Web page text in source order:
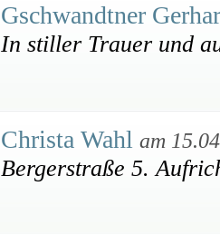
Gschwandtner
In stiller Trauer und
Christa Wahl am
Bergerstraße 5.